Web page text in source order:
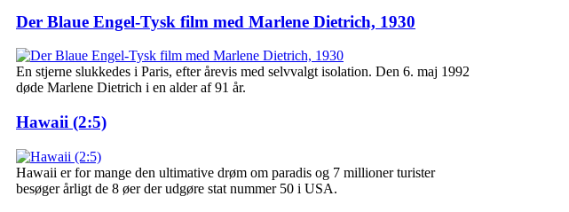
Der Blaue Engel-Tysk film med Marlene Dietrich, 1930
En stjerne slukkedes i Paris, efter årevis med selvvalgt isolation. Den 6. maj 1992
døde Marlene Dietrich i en alder af 91 år.
Hawaii (2:5)
Hawaii er for mange den ultimative drøm om paradis og 7 millioner turister
besøger årligt de 8 øer der udgøre stat nummer 50 i USA.